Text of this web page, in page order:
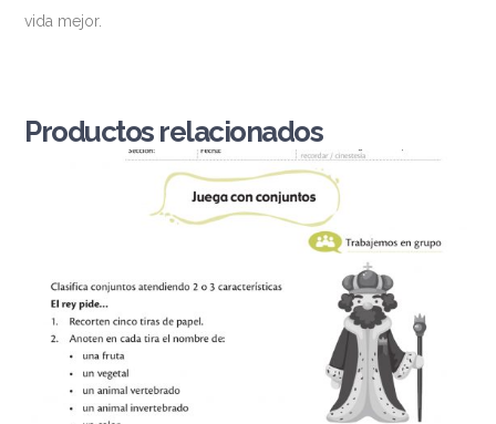
vida mejor.
Productos relacionados